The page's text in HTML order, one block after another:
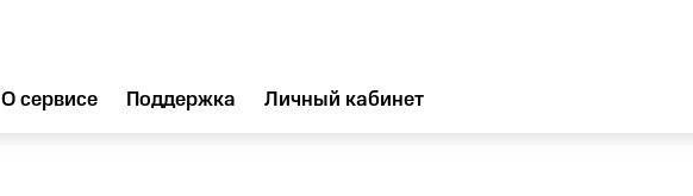
О сервисе Поддержка Личный кабинет